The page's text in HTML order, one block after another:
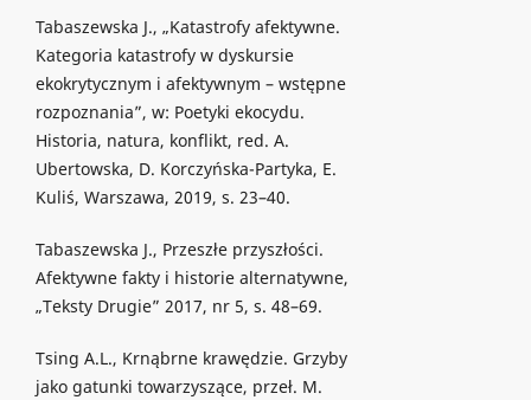
Tabaszewska J., „Katastrofy afektywne.
Kategoria katastrofy w dyskursie
ekokrytycznym i afektywnym – wstępne
rozpoznania”, w: Poetyki ekocydu.
Historia, natura, konflikt, red. A.
Ubertowska, D. Korczyńska-Partyka, E.
Kuliś, Warszawa, 2019, s. 23–40.
Tabaszewska J., Przeszłe przyszłości.
Afektywne fakty i historie alternatywne,
„Teksty Drugie” 2017, nr 5, s. 48–69.
Tsing A.L., Krnąbrne krawędzie. Grzyby
jako gatunki towarzyszące, przeł. M.